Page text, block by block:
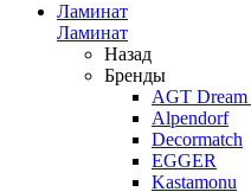
Ламинат
Ламинат
Назад
Бренды
AGT
Alpendorf
Decormatch
EGGER
Kastamonu